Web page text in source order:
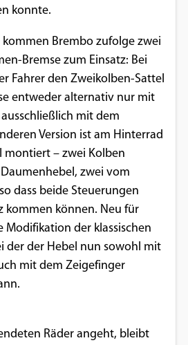
konnte.
kommen Brembo zufolge zwei
Bremse zum Einsatz: Bei
Fahrer den Zweikolben-Sattel
entweder alternativ nur mit
mit dem
Version ist am Hinterrad
montiert – zwei Kolben
zwei vom
dass beide Steuerungen
kommen können. Neu für
Modifikation der klassischen
der der Hebel nun sowohl mit
mit dem Zeigefinger
Räder angeht, bleibt